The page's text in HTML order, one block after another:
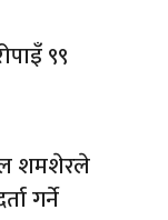
९९
शमशेरले
गर्ने